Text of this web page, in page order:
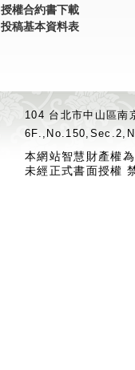
授權合約書下載
投稿基本資料表
104 台北市中山區
本網站智慧財產權
未經正式書面授權